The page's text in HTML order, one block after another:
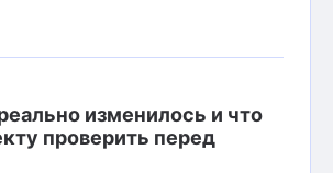
изменилось и что
проверить перед